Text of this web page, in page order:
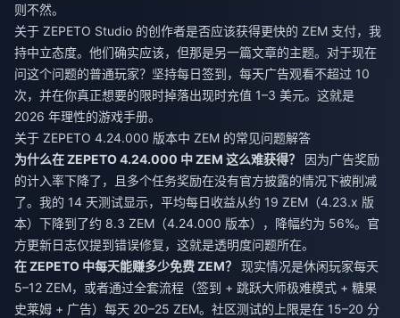
则不然。
关于 ZEPETO Studio 的创作者是否应该获得更快的 ZEM 支付，我
持中立态度。他们确实应该，但那是另一篇文章的主题。对于现在
问这个问题的普通玩家？坚持每日签到，每天广告观看不超过 10
次，并在你真正想要的限时掉落出现时充值 1–3 美元。这就是
2026 年理性的游戏手册。
关于 ZEPETO 4.24.000 版本中 ZEM 的常见问题解答
为什么在 ZEPETO 4.24.000 中 ZEM 这么难获得？
因为广告奖励
的计入率下降了，且多个任务奖励在没有官方披露的情况下被削减
了。我的 14 天测试显示，平均每日收益从约 19 ZEM（4.23.x 版
本）下降到了约 8.3 ZEM（4.24.000 版本），降幅约为 56%。官
方更新日志仅提到错误修复，这就是透明度问题所在。
在 ZEPETO 中每天能赚多少免费 ZEM？
现实情况是休闲玩家每天
5–12 ZEM，或者通过全套流程（签到 + 跳跃大师极难模式 + 糖果
史莱姆 + 广告）每天 20–25 ZEM。社区测试的上限是在 15–20 分